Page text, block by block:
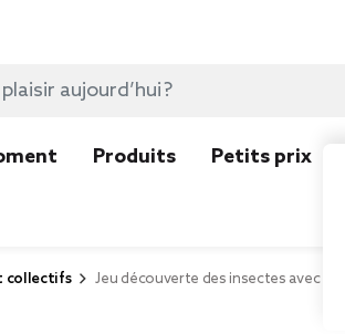
Produits Petits prix
collectifs Jeu découverte des insectes avec 11